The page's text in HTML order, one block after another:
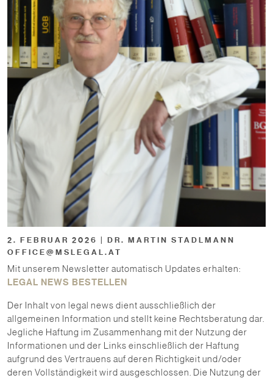
2. FEBRUAR 2026 | DR. MARTIN STADLMANN
OFFICE@MSLEGAL.AT
Mit unserem Newsletter automatisch Updates erhalten:
LEGAL NEWS BESTELLEN
Der Inhalt von legal news dient ausschließlich der
allgemeinen Information und stellt keine Rechtsberatung dar.
Jegliche Haftung im Zusammenhang mit der Nutzung der
Informationen und der Links einschließlich der Haftung
aufgrund des Vertrauens auf deren Richtigkeit und/oder
deren Vollständigkeit wird ausgeschlossen. Die Nutzung der